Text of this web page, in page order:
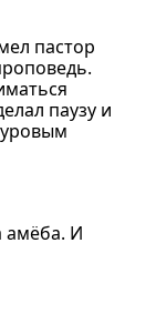
пастор
паузу и
амёба. И